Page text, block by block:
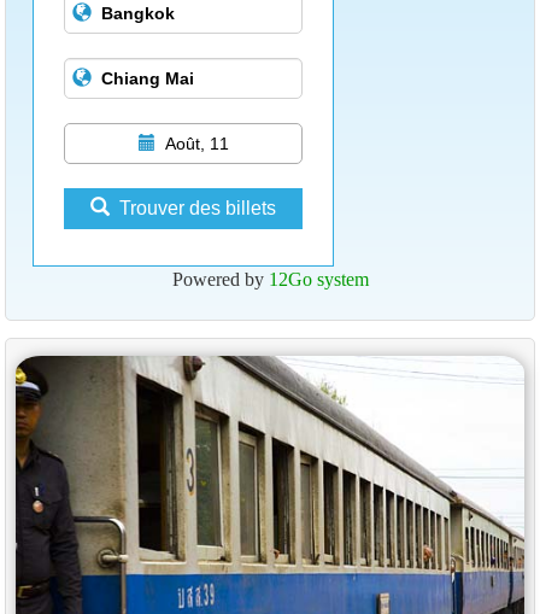
Août, 11
Trouver des billets
Powered by 12Go system